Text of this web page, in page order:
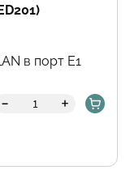
в порт E1
- +